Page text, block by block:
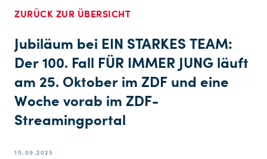
ZURÜCK ZUR ÜBERSICHT
Jubiläum bei EIN STARKES TEAM:
Der 100. Fall FÜR IMMER JUNG läuft
am 25. Oktober im ZDF und eine
Woche vorab im ZDF-
Streamingportal
15.09.2025